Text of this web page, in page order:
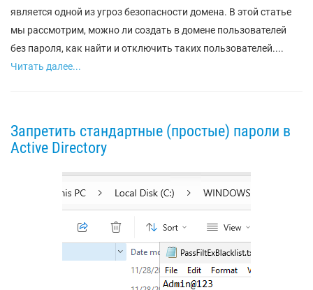
является одной из угроз безопасности домена. В этой статье
мы рассмотрим, можно ли создать в домене пользователей
без пароля, как найти и отключить таких пользователей....
Читать далее...
Запретить стандартные (простые) пароли в
Active Directory